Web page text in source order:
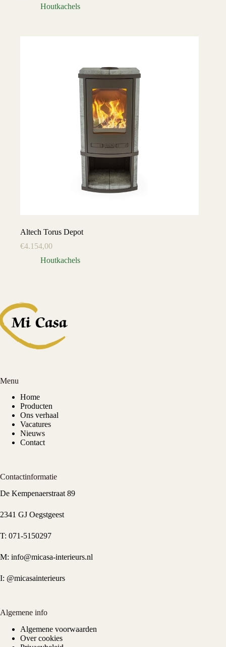
Houtkachels
Altech Torus Depot
€4.154,00
Houtkachels
Menu
Home
Producten
Ons verhaal
Vacatures
Nieuws
Contact
Contactinformatie
De Kempenaerstraat 89
2341 GJ Oegstgeest
T: 071-5150297
M: info@micasa-interieurs.nl
I: @micasainterieurs
Algemene info
Algemene voorwaarden
Over cookies